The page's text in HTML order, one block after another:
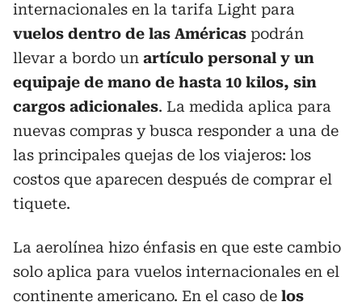
internacionales en la tarifa Light para
vuelos dentro de las Américas podrán
llevar a bordo un artículo personal y un
equipaje de mano de hasta 10 kilos, sin
cargos adicionales. La medida aplica para
nuevas compras y busca responder a una de
las principales quejas de los viajeros: los
costos que aparecen después de comprar el
tiquete.
La aerolínea hizo énfasis en que este cambio
solo aplica para vuelos internacionales en el
continente americano. En el caso de los